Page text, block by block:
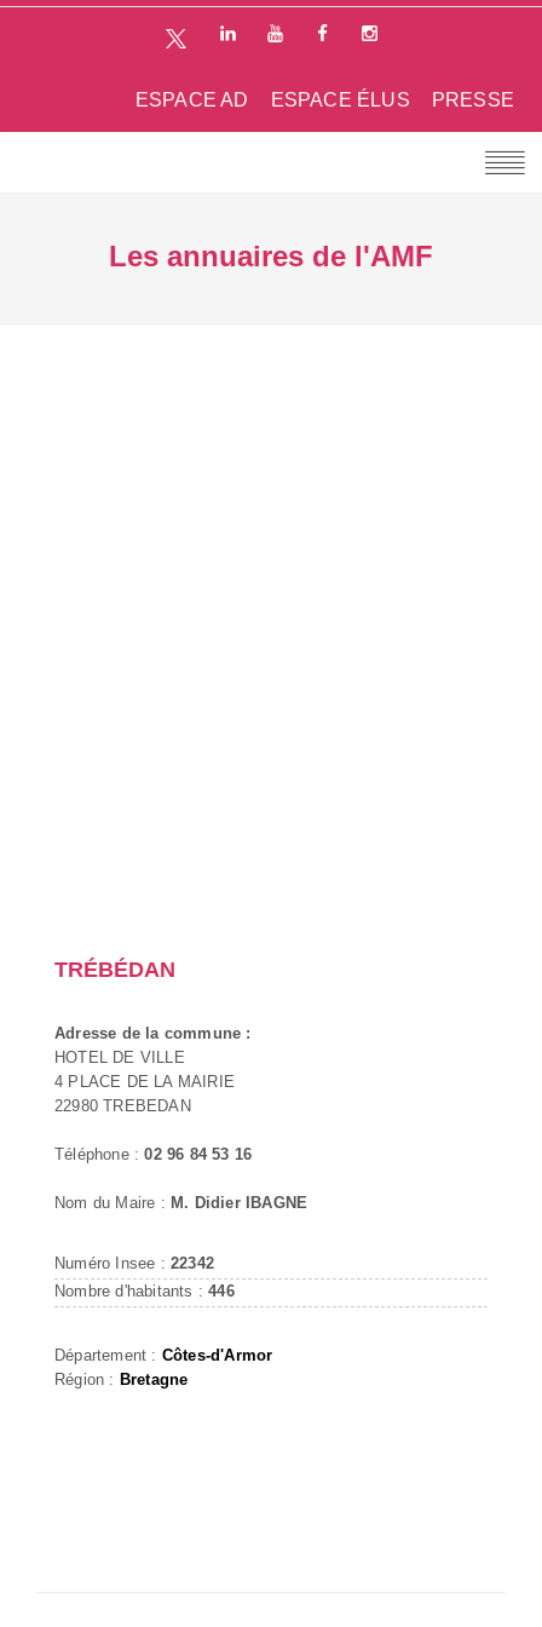
PRESSE
ESPACE ÉLUS
ESPACE AD
Les annuaires de l'AMF
TRÉBÉDAN
Adresse de la commune :
HOTEL DE VILLE
4 PLACE DE LA MAIRIE
22980 TREBEDAN
Téléphone :02 96 84 53 16
Nom du Maire : M. Didier IBAGNE
Numéro Insee : 22342
Nombre d'habitants :446
Département : Côtes-d'Armor
Région : Bretagne